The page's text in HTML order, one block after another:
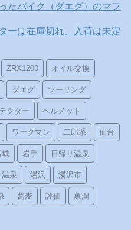
たバイク（ダエグ）のマフ
ーは在庫切れ、入荷は未定
ZRX1200 オイル交換
ダエグ ツーリング
クター ヘルメット
ワークマン 二郎系 仙台
城 岩手 日帰り温泉
温泉 湯沢 湯沢市
蕎麦 評価 象潟